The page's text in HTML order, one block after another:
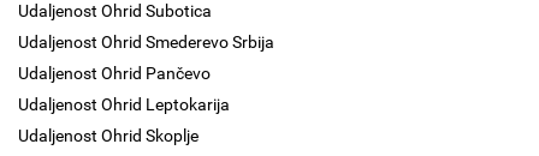
Udaljenost Ohrid Subotica
Udaljenost Ohrid Smederevo Srbija
Udaljenost Ohrid Pančevo
Udaljenost Ohrid Leptokarija
Udaljenost Ohrid Skoplje